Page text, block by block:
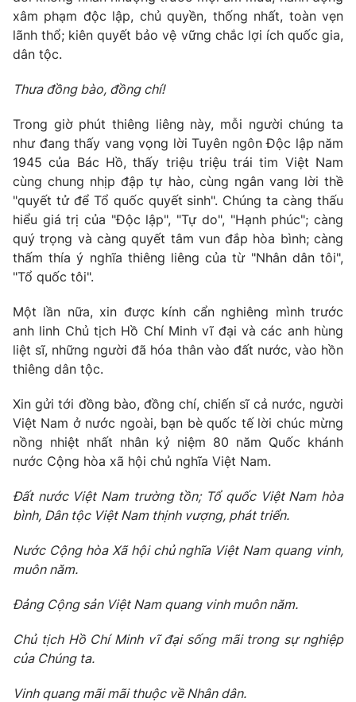
xâm phạm độc lập, chủ quyền, thống nhất, toàn vẹn
lãnh thổ; kiên quyết bảo vệ vững chắc lợi ích quốc gia,
dân tộc.
Thưađồngbào, đồng chí!
Trong giờ phút thiêng liêng này, mỗi người chúng ta
như đang thấy vang vọng lời Tuyên ngôn Độc lập năm
1945 của Bác Hồ, thấy triệu triệu trái tim Việt Nam
cùng chung nhịp đập tự hào, cùng ngân vang lời thề
"quyết tử để Tổ quốc quyết sinh". Chúng ta càng thấu
hiểu giá trị của "Độc lập", "Tự do", "Hạnh phúc"; càng
quý trọng và càng quyết tâm vun đắp hòa bình; càng
thấm thía ý nghĩa thiêng liêng của từ "Nhân dân tôi",
"Tổ quốc tôi".
Một lần nữa, xin được kính cẩn nghiêng mình trước
anh linh Chủ tịch Hồ Chí Minh vĩ đại và các anh hùng
liệt sĩ, những người đã hóa thân vào đất nước, vào hồn
thiêng dân tộc.
Xin gửi tới đồng bào, đồng chí, chiến sĩ cả nước, người
Việt Nam ở nước ngoài, bạn bè quốc tế lời chúc mừng
nồng nhiệt nhất nhân kỷ niệm 80 năm Quốc khánh
nước Cộng hòa xã hội chủ nghĩa Việt Nam.
Đất nước Việt Nam trường tồn; Tổ quốc Việt Nam hòa
bình, Dân tộc Việt Nam thịnh vượng, phát triển.
Nước Cộng hòa Xã hội chủ nghĩa Việt Nam quang vinh,
muôn năm.
Đảng Cộng sản Việt Nam quang vinh muôn năm.
Chủ tịch Hồ Chí Minh vĩ đại sống mãi trong sự nghiệp
của Chúng ta.
Vinh quang mãi mãi thuộc về Nhân dân.